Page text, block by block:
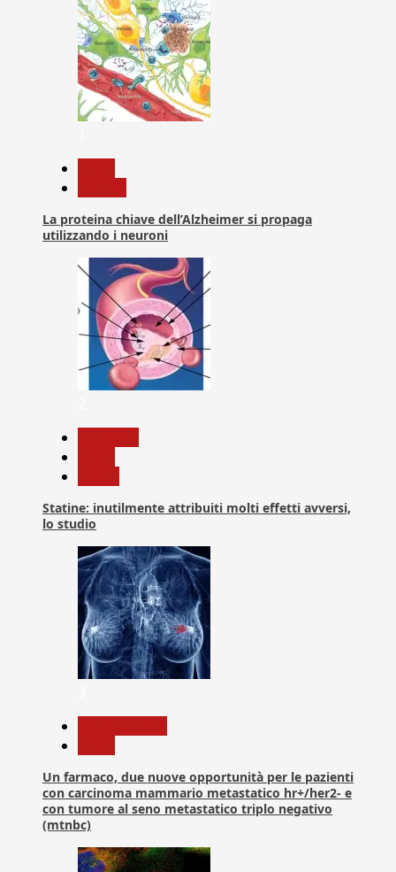
La proteina chiave dell’Alzheimer si propaga
utilizzando i neuroni
Statine: inutilmente attribuiti molti effetti avversi,
lo studio
Un farmaco, due nuove opportunità per le pazienti
con carcinoma mammario metastatico hr+/her2- e
con tumore al seno metastatico triplo negativo
(mtnbc)